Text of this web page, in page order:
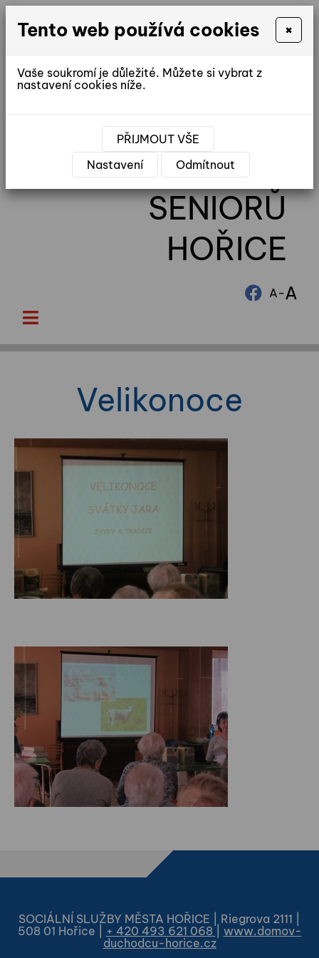
reditel@ddhorice.cz
DOMOV
SENIORŮ
HOŘICE
A-A
Velikonoce
SOCIÁLNÍ SLUŽBY MĚSTA HOŘICE | Riegrova 2111 |
508 01 Hořice |
+ 420 493 621 068| www.domov-
duchodcu-horice.cz
Tento web používá cookies ×
Vaše soukromí je důležité. Můžete si vybrat z
nastavení cookies níže.
PŘIJMOUT VŠE
Nastavení
Odmítnout